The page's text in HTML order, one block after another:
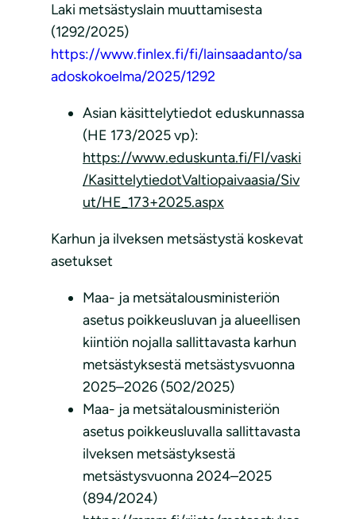
Laki metsästyslain muuttamisesta
(1292/2025)
https://www.finlex.fi/fi/lainsaadanto/sa
adoskokoelma/2025/1292
Asian käsittelytiedot eduskunnassa
(HE 173/2025 vp):
https://www.eduskunta.fi/FI/vaski
/KasittelytiedotValtiopaivaasia/Siv
ut/HE_173+2025.aspx
Karhun ja ilveksen metsästystä koskevat
asetukset
Maa- ja metsätalousministeriön
asetus poikkeusluvan ja alueellisen
kiintiön nojalla sallittavasta karhun
metsästyksestä metsästysvuonna
2025–2026 (502/2025)
Maa- ja metsätalousministeriön
asetus poikkeusluvalla sallittavasta
ilveksen metsästyksestä
metsästysvuonna 2024–2025
(894/2024)